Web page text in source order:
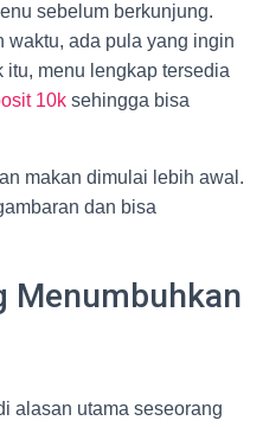
sebelum berkunjung.
waktu, ada pula yang ingin
menu lengkap tersedia
10k sehingga bisa
makan dimulai lebih awal.
dan bisa
Menumbuhkan
alasan utama seseorang